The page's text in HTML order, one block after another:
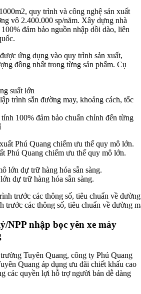
quy trình và công nghệ sản xuất
vô 2.400.000 sp/năm. Xây dựng nhà
đảm bảo nguồn nhập dồi dào, liên
ứng dụng vào quy trình sản xuất,
đồng nhất trong từng sản phẩm. Cụ
suất lớn
trình sẵn đường may, khoảng cách, tốc
100% đảm bảo chuẩn chỉnh đến từng
Phú Quang chiếm ưu thế quy mô lớn.
dự trữ hàng hóa sẵn sàng.
trước các thông số, tiêu chuẩn về đường
NPP nhập bọc yên xe máy
Tuyên Quang, công ty Phú Quang
Quang áp dụng ưu đãi chiết khấu cao
các quyền lợi hỗ trợ người bán dễ dàng